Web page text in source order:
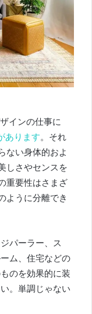
インの仕事に
あります。 それ
ない身体的およ
しさやセンスを
重要性はさまざ
ように分離でき
パーラー、ス
ム、住宅などの
のを効果的に装
。 単調じゃない